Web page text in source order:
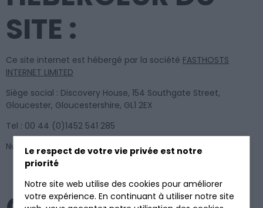
Le respect de votre vie privée est notre
priorité
Notre site web utilise des cookies pour améliorer
votre expérience. En continuant à utiliser notre site
SITE :
Ce site internet est hébergé par la société FASTHOSTS
INTERNET LIMITED
Siège social : Discovery House, 154 Southgate Street,
Gloucester, Gloucestershire, GL1 2EX
Tel : 00 44 (0)1452 541 285
Numéro d’entreprise : 03656438